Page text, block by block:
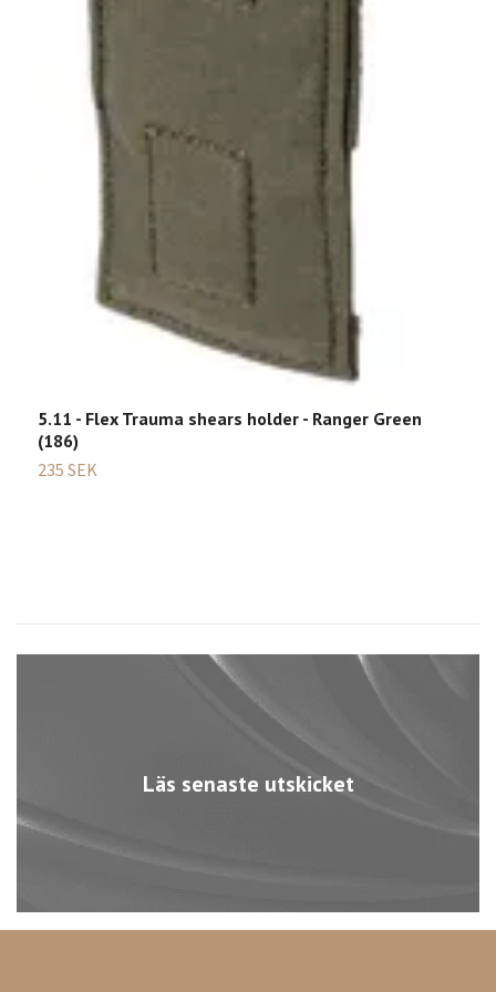
Läs senaste utskicket
5.11 - Flex Trauma shears holder - Ranger Green
(186)
235 SEK